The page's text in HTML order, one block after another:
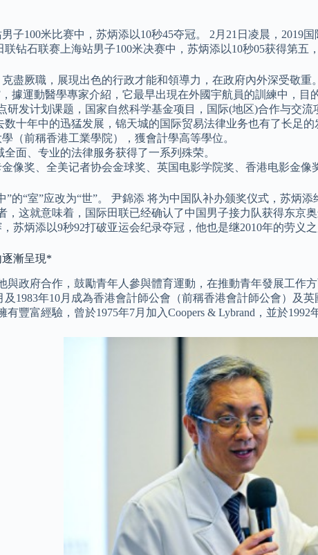
子100米比赛中，苏炳添以10秒45夺冠。 2月21日凌晨，
钻石联赛上海站男子100米决赛中，苏炳添以10秒05获得第五
盡厥職，展現出色的行政才能和領導力，在政府內外深受敬重。
據運動醫學專家介紹，它最早出現在外國宇航員的訓練中，目
研发计划课题，国家自然科学基金项目，国际(地区)合作与交流
十年中的迅猛发展，锦天城的国际贸易法律业务也有了长足的
（前稱香港工業學院），獲會計學高等學位。
面、专业的法律服务获得了一系列殊荣。
像奖、全美记者协会金球奖、英国电影学院奖、香港电影金像
的“室”应改为“世”。 尹錦添 将为中国队补办颁奖仪式，苏炳
，这就意味着，国际田联已经确认了中国男子接力队获得东京
苏炳添以9秒92打破亚运会纪录夺冠，他也是继2010年的劳义
逐漸呈現*
與政府合作，鼓勵青年人參與體育運動，在推動青年發展工作
1983年10月成為香港會計師公會（前稱香港會計師公會）
豐富經驗，曾於1975年7月加入Coopers & Lybrand，並於1992